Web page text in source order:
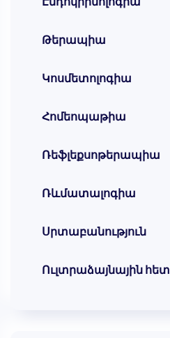
Թերապիա
Կոսմետոլոգիա
Հոմեոպաթիա
Ռեֆլեքսոթերապիա
Ռևմատալոգիա
Սրտաբանություն
Ուլտրաձայնային